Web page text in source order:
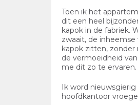
Toen ik het
dit een heel
kapok in de fabriek.
zwaait, de
kapok zitten,
de vermoeidheid
me dit zo te ervaren.
Ik word
hoofdkantoor